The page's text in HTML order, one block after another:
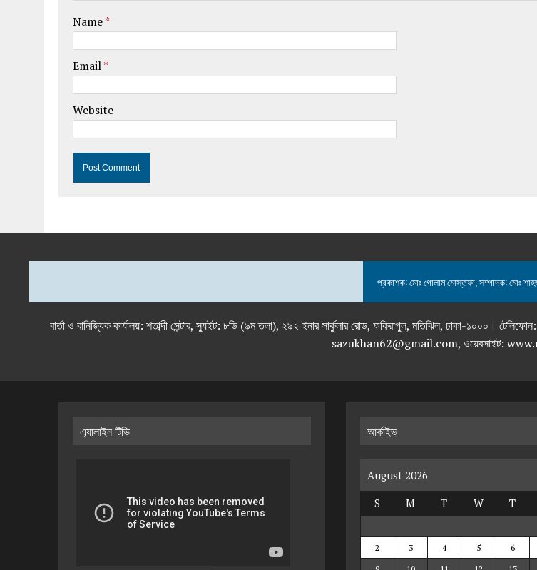
Name*
Email*
Website
প্রকাশক: মোঃ গোলাম মোস্তফা, সম্পাদক: মোঃ
বার্তা ও বানিজ্যিক কার্যালয়: শতাব্দী সেন্টার, স্যুইট: ৮ডি (৯ম তলা), ২৯২ ইনার সার্কুলার রোড, ফকিরাপুল, মতিঝিল, ঢাকা-
sazukhan62@gmail.com, ওয়েবসাইট:
এ্যালাইন টিভি আর্কাইভ
August 2026
S
M T W T
2
3 4 5 6